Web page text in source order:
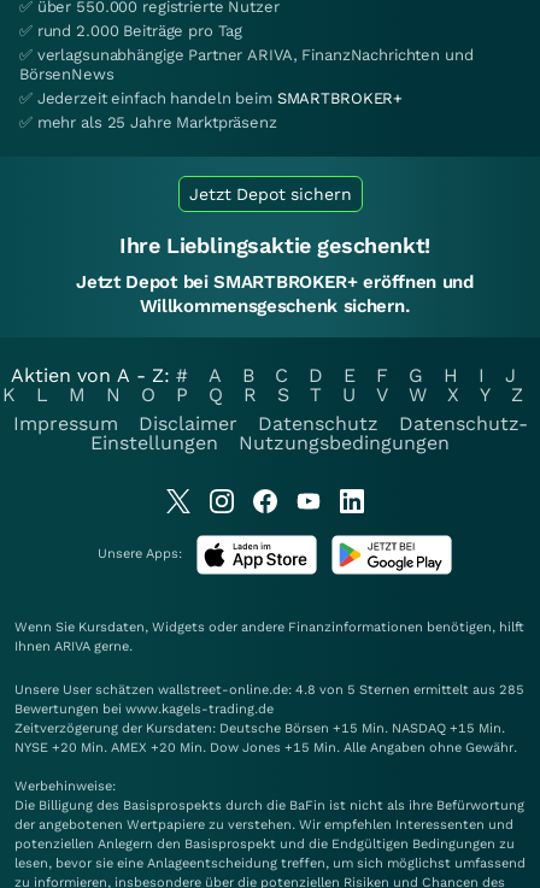
✅ über 550.000 registrierte Nutzer
✅ rund 2.000 Beiträge pro Tag
✅ verlagsunabhängige Partner ARIVA, FinanzNachrichten und
BörsenNews
✅ Jederzeit einfach handeln beim SMARTBROKER+
✅ mehr als 25 Jahre Marktpräsenz
Jetzt Depot sichern
Ihre Lieblingsaktie geschenkt!
Jetzt Depot bei SMARTBROKER+ eröffnen und
Willkommensgeschenk sichern.
Aktien von A - Z: # A B C D E F G H I
J
K
L M N O P Q R S T U V W X Y
Z
Impressum
Disclaimer Datenschutz
Datenschutz-
Einstellungen
Nutzungsbedingungen
Unsere Apps:
Wenn Sie Kursdaten, Widgets oder andere Finanzinformationen benötigen, hilft
Ihnen ARIVA gerne.
Unsere User schätzen wallstreet-online.de: 4.8 von 5 Sternen ermittelt aus 285
Bewertungen bei www.kagels-trading.de
Zeitverzögerung der Kursdaten: Deutsche Börsen +15 Min. NASDAQ +15 Min.
NYSE +20 Min. AMEX +20 Min. Dow Jones +15 Min. Alle Angaben ohne Gewähr.
Werbehinweise:
Die Billigung des Basisprospekts durch die BaFin ist nicht als ihre Befürwortung
der angebotenen Wertpapiere zu verstehen. Wir empfehlen Interessenten und
potenziellen Anlegern den Basisprospekt und die Endgültigen Bedingungen zu
lesen, bevor sie eine Anlageentscheidung treffen, um sich möglichst umfassend
zu informieren, insbesondere über die potenziellen Risiken und Chancen des